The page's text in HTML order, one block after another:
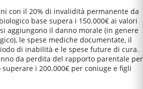
con il 20% di invalidità permanente da
base supera i 150.000€ ai valori
aggiungono il danno morale (in genere
le spese mediche documentate, il
di inabilità e le spese future di cura.
da perdita del rapporto parentale per
i 200.000€ per coniuge e figli